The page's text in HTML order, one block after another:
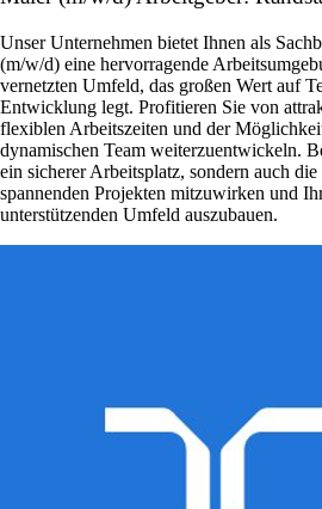
Unser Unternehmen bietet Ihnen als
(m/w/d) eine hervorragende
vernetzten Umfeld, das großen Wert auf
Entwicklung legt. Profitieren Sie von
flexiblen Arbeitszeiten und der
dynamischen Team weiterzuentwickeln.
ein sicherer Arbeitsplatz, sondern auch
spannenden Projekten mitzuwirken und
unterstützenden Umfeld auszubauen.